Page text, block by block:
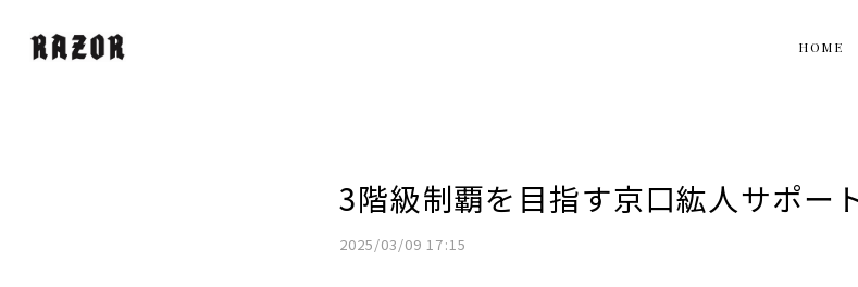
HOME
3階級制覇を目指す京口紘人サポー
2025/03/09 17:15